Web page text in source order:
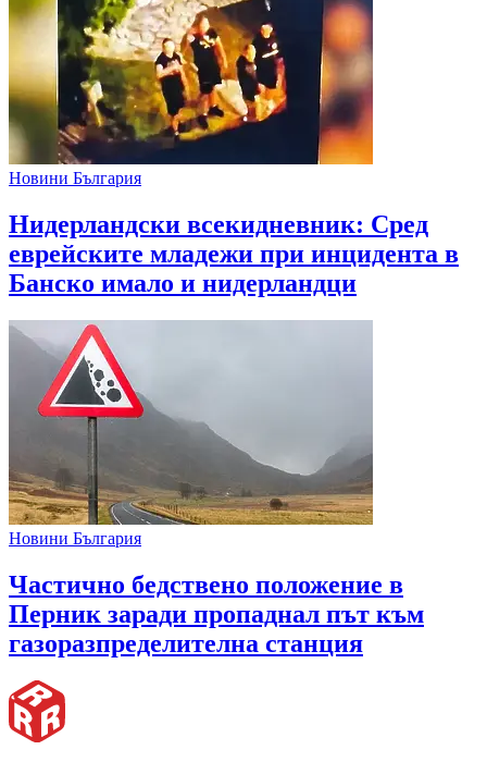
Новини България
Нидерландски всекидневник: Сред
еврейските младежи при инцидента в
Банско имало и нидерландци
Новини България
Частично бедствено положение в
Перник заради пропаднал път към
газоразпределителна станция